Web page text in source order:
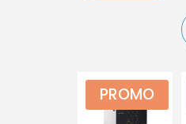
PROMO